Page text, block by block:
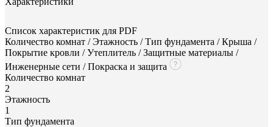
Список характеристик для PDF
Количество комнат / Этажность / Тип фундамента / Крыша /
Покрытие кровли / Утеплитель / Защитные материалы /
Инженерные сети / Покраска и защита
Количество комнат
2
Этажность
1
Тип фундамента